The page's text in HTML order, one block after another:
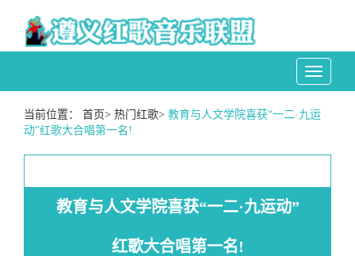
Toggle
当前位置： 首页> 热门红歌> 教育与人文学院喜获“一二·九运
动”红歌大合唱第一名!
教育与人文学院喜获“一二·九运动”
红歌大合唱第一名!